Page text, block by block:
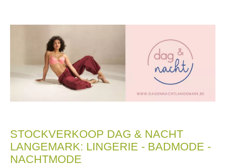
STOCKVERKOOP DAG & NACHT
LANGEMARK: LINGERIE - BADMODE -
NACHTMODE